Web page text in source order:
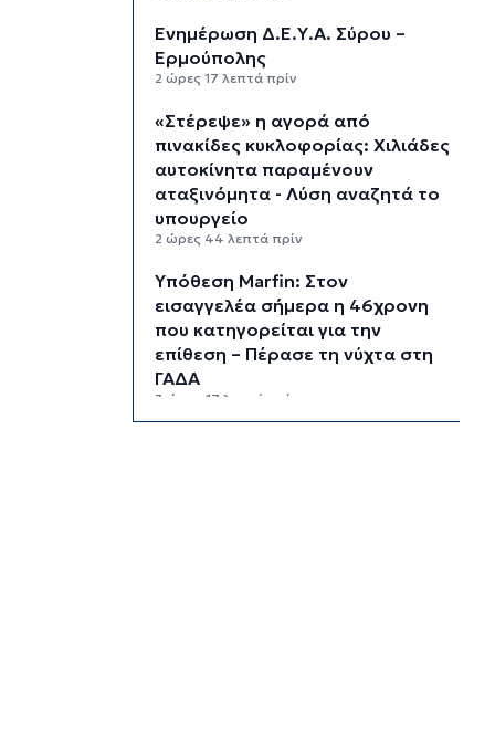
Ενημέρωση Δ.Ε.Υ.Α. Σύρου –
Ερμούπολης
2 ώρες 17 λεπτά πρίν
«Στέρεψε» η αγορά από
πινακίδες κυκλοφορίας: Χιλιάδες
αυτοκίνητα παραμένουν
αταξινόμητα - Λύση αναζητά το
υπουργείο
2 ώρες 44 λεπτά πρίν
Υπόθεση Marfin: Στον
εισαγγελέα σήμερα η 46χρονη
που κατηγορείται για την
επίθεση – Πέρασε τη νύχτα στη
ΓΑΔΑ
3 ώρες 17 λεπτά πρίν